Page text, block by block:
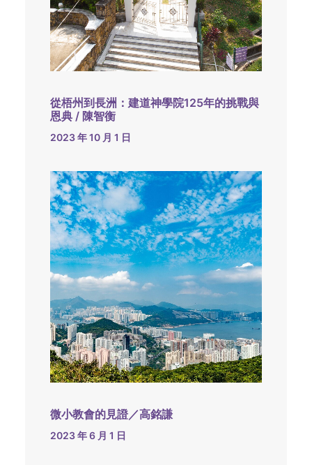
從梧州到長洲：建道神學院125年的挑戰與
恩典 / 陳智衡
2023 年 10 月 1 日
微小教會的見證／高銘謙
2023 年 6 月 1 日